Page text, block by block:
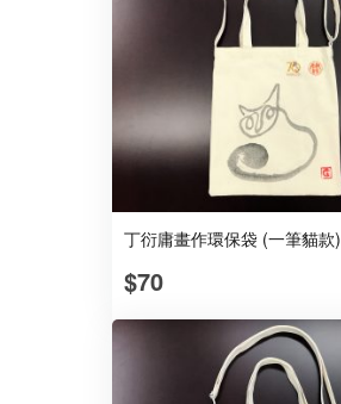
丁衍庸畫作環保袋 (一筆貓款)
$70